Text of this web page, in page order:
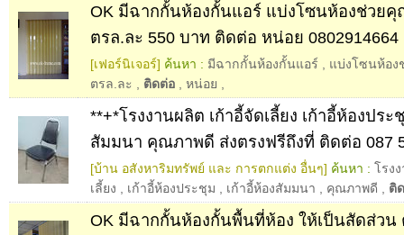
OK มีฉากกั้นห้องกั้นแอร์ แบ่งโซนห้องช่วย
ตรล.ละ 550 บาท ติดต่อ หน่อย 0802914664
[เฟอร์นิเจอร์] ค้นหา : มีฉากกั้นห้องกั้นแอร์
แบ่งโซนห้อ
ตรล.ละ
ติดต่อ หน่อย
**+*โรงงานผลิต เก้าอี้จัดเลี้ยง เก้าอี้ห้องประ
สัมมนา คุณภาพดี ส่งตรงฟรีถึงที่ ติดต่อ 087
[บ้าน อสังหาริมทรัพย์ และ การตกแต่ง อื่นๆ] ค้นหา : โรง
เลี้ยง
เก้าอี้ห้องประชุม เก้าอี้ห้องสัมมนา คุณภาพดี ติ
OK มีฉากกั้นห้องกั้นพื้นที่ห้อง ให้เป็นสัดส่วน